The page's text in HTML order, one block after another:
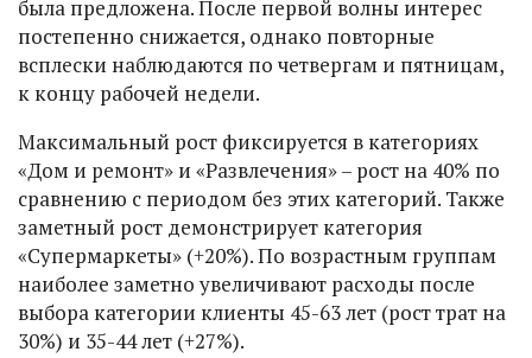
была предложена. После первой волны интерес
постепенно снижается, однако повторные
всплески наблюдаются по четвергам и пятницам,
к концу рабочей недели.
Максимальный рост фиксируется в категориях
«Дом и ремонт» и «Развлечения» – рост на 40% по
сравнению с периодом без этих категорий. Также
заметный рост демонстрирует категория
«Супермаркеты» (+20%). По возрастным группам
наиболее заметно увеличивают расходы после
выбора категории клиенты 45-63 лет (рост трат на
30%) и 35-44 лет (+27%).